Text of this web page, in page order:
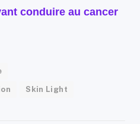
conduire au cancer
Skin Light